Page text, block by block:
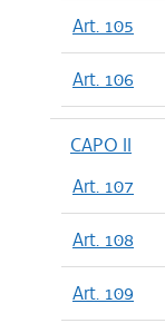
Art. 105
Art. 106
CAPO II
Art. 107
Art. 108
Art. 109